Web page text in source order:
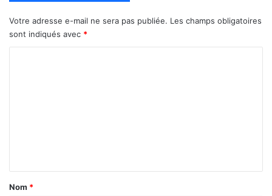
Votre adresse e-mail ne sera pas publiée. Les champs obligatoires
sont indiqués avec *
a
Nom *